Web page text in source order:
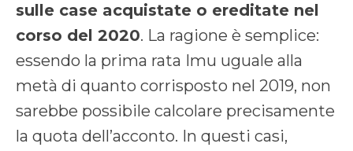
sulle case acquistate o ereditate nel
corso del 2020. La ragione è semplice:
essendo la prima rata Imu uguale alla
metà di quanto corrisposto nel 2019, non
sarebbe possibile calcolare precisamente
la quota dell’acconto. In questi casi,